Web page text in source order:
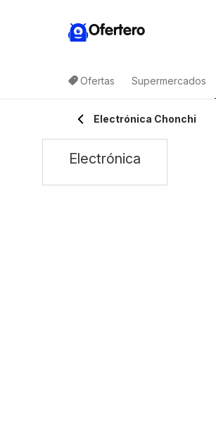
Ofertero
Ofertas Supermercados
Electrónica Chonchi
Electrónica